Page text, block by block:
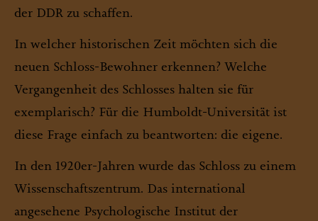
der DDR zu schaffen.
In welcher historischen Zeit möchten sich die
neuen Schloss-Bewohner erkennen? Welche
Vergangenheit des Schlosses halten sie für
exemplarisch? Für die Humboldt-Universität ist
diese Frage einfach zu beantworten: die eigene.
In den 1920er-Jahren wurde das Schloss zu einem
Wissenschaftszentrum. Das international
angesehene Psychologische Institut der